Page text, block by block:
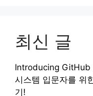
최신 글
Introducing GitHub
시스템 입문자를 위
기!